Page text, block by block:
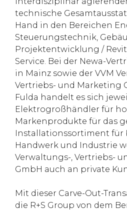
technische
Hand in den Bereichen
Steuerungstechnik,
Projektentwicklung /
Service. Bei der Newa-
in Mainz sowie der VVM
Vertriebs- und Marketing
Fulda handelt es sich
Elektrogroßhändler für
Markenprodukte für das
Installationssortiment für
Handwerk und Industrie
Verwaltungs-, Vertriebs-
GmbH auch an private
Mit dieser Carve-Out-
die R+S Group von dem